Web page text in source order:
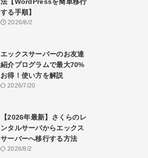
する手順】
2026/8/2
エックスサーバーのお友達
紹介プログラムで最大70%
お得！使い方を解説
2026/7/20
【2026年最新】さくらのレ
ンタルサーバからエックス
サーバーへ移行する方法
2026/8/2